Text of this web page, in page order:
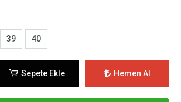
39 40
Sepete Ekle Hemen Al